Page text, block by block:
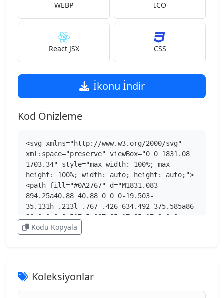
WEBP ICO
React JSX CSS
İkonu İndir
Kod Önizleme
<svg xmlns="http://www.w3.org/2000/svg"
xml:space="preserve" viewBox="0 0 1831.08
1703.34" style="max-width: 100%; max-
height: 100%; width: auto; height: auto;">
<path fill="#0A2767" d="M1831.083
894.25a40.88 40.88 0 0 0-19.503-
35.131h-.213l-.767-.426-634.492-375.585a86
86 0 0 0-8.517-5.067 85.17 85.17 0 0 0-
78.098 0 86 86 0 0 0-8.517 5.067l-634.49
96 0 0 0 8.517-5.068l634.492-375.585a40.84
40.84 0 0 0 20.268-35.685"></path><path
Kodu Kopyala
Koleksiyonlar